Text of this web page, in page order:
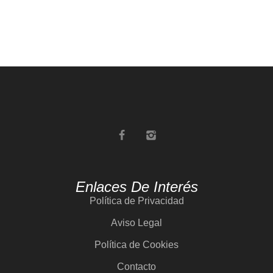
Enlaces De Interés
Política de Privacidad
Aviso Legal
Política de Cookies
Contacto